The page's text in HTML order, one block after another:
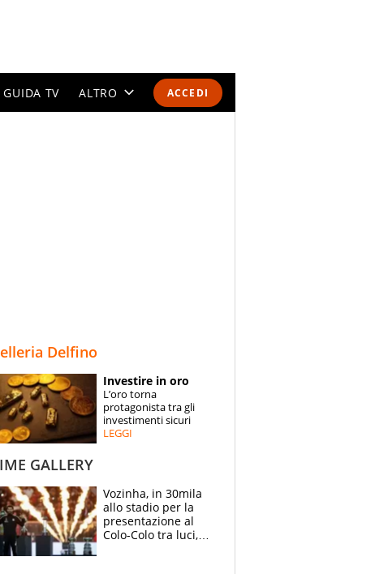
ACCEDI
GUIDA TV ALTRO
SPECIALI
ESPERTI
Delfino
Investire in oro
L’oro torna
protagonista tra gli
investimenti sicuri
LEGGI
GALLERY
Vozinha, in 30mila
allo stadio per la
presentazione al
Colo-Colo tra luci,